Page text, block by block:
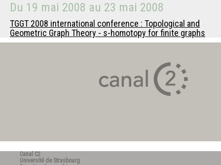
Du 19 mai 2008 au 23 mai 2008
TGGT 2008 international conference : Topological and
Geometric Graph Theory - s-homotopy for finite graphs
Canal C2
Université de Strasbourg